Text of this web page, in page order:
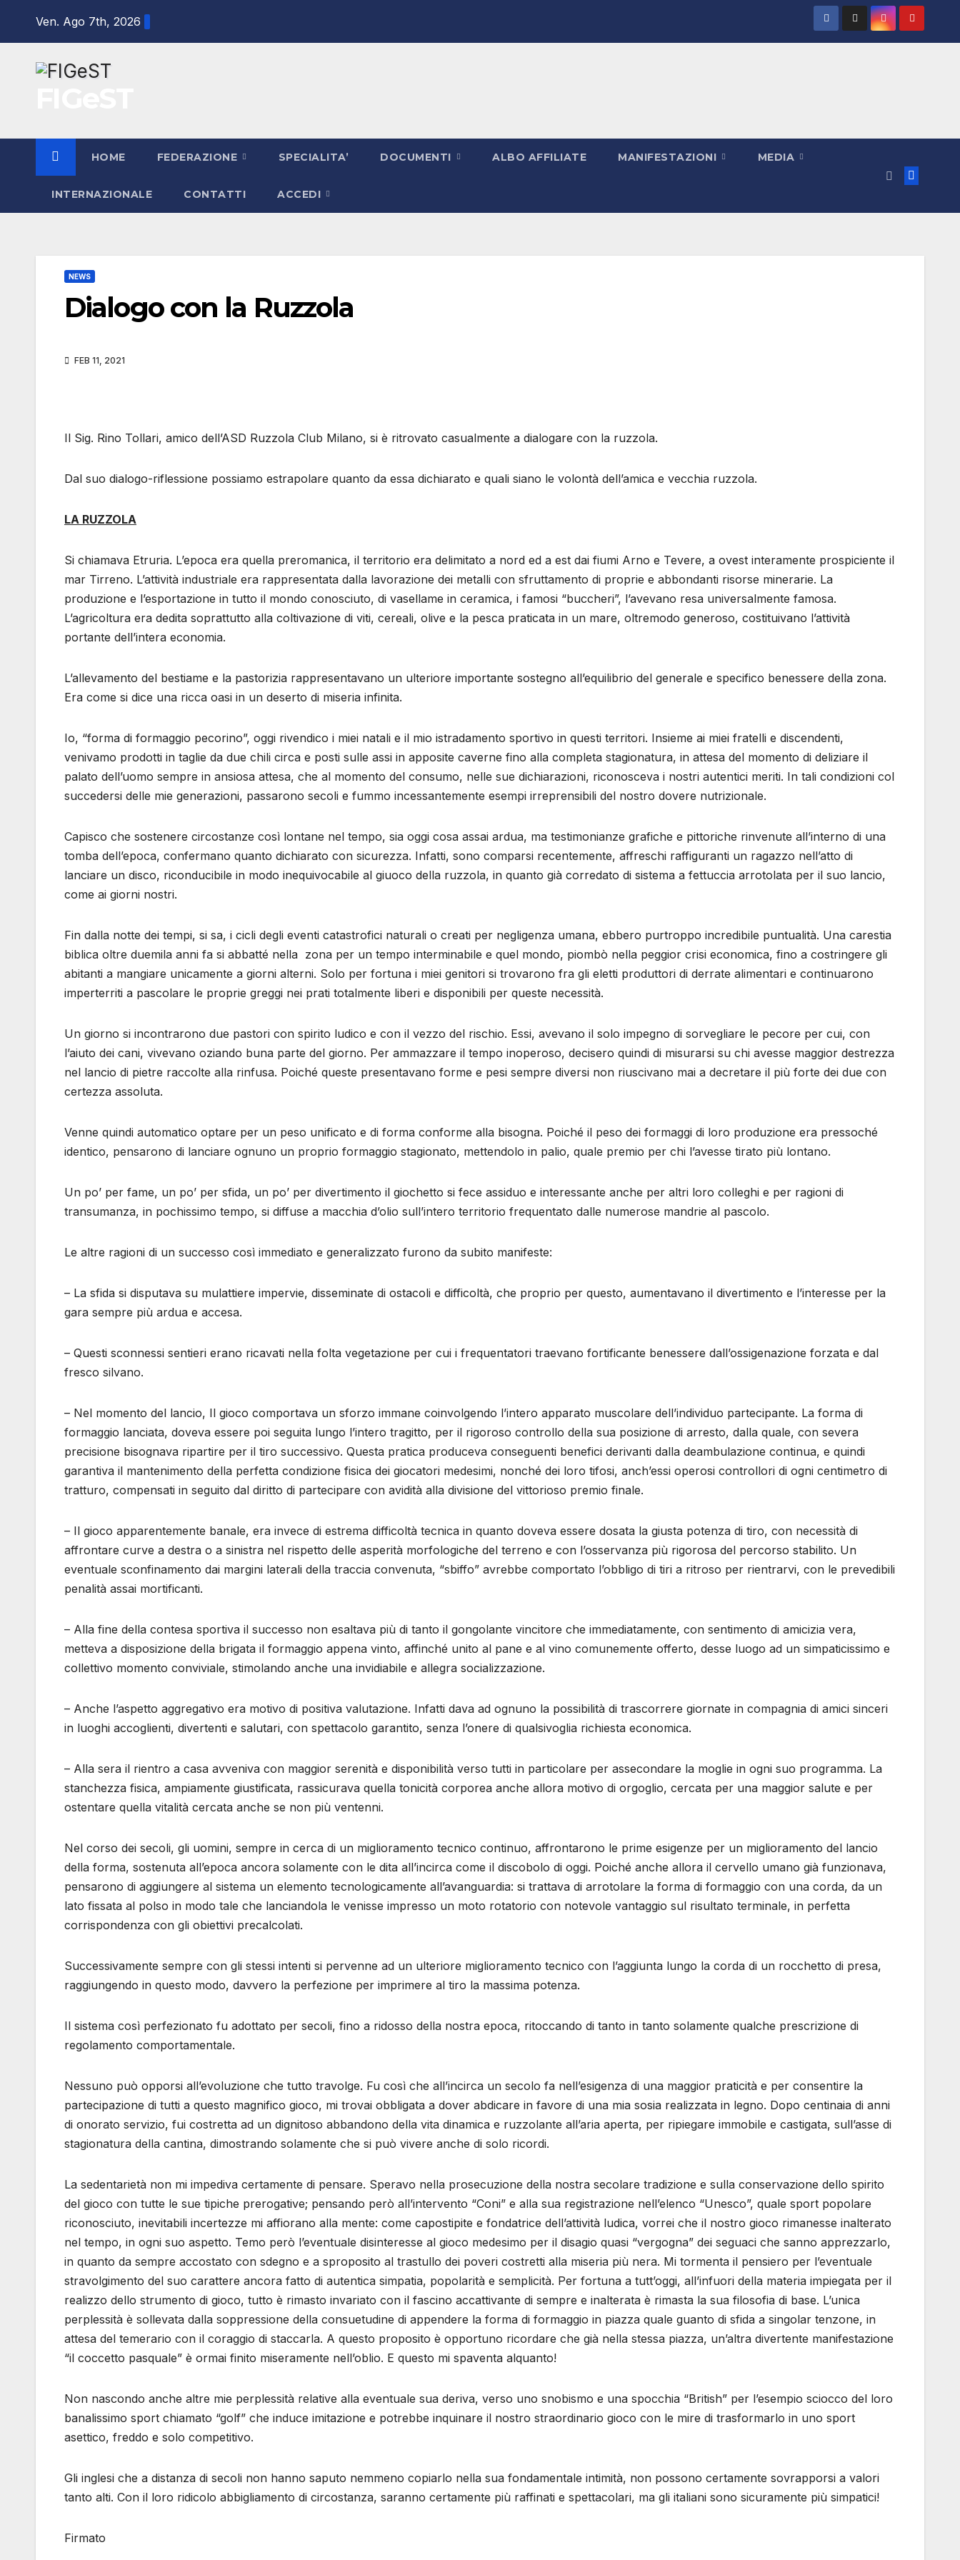
Ven. Ago 7th, 2026
HOME FEDERAZIONE SPECIALITA’ DOCUMENTI ALBO AFFILIATE MANIFESTAZIONI MEDIA
INTERNAZIONALE CONTATTI ACCEDI
NEWS
Dialogo con la Ruzzola
FEB 11, 2021
Il Sig. Rino Tollari, amico dell’ASD Ruzzola Club Milano, si è ritrovato casualmente a dialogare con la ruzzola.
Dal suo dialogo-riflessione possiamo estrapolare quanto da essa dichiarato e quali siano le volontà dell’amica e vecchia ruzzola.
LA RUZZOLA
Si chiamava Etruria. L’epoca era quella preromanica, il territorio era delimitato a nord ed a est dai fiumi Arno e Tevere, a ovest interamente prospiciente il
mar Tirreno. L’attività industriale era rappresentata dalla lavorazione dei metalli con sfruttamento di proprie e abbondanti risorse minerarie. La
produzione e l’esportazione in tutto il mondo conosciuto, di vasellame in ceramica, i famosi “buccheri”, l’avevano resa universalmente famosa.
L’agricoltura era dedita soprattutto alla coltivazione di viti, cereali, olive e la pesca praticata in un mare, oltremodo generoso, costituivano l’attività
portante dell’intera economia.
L’allevamento del bestiame e la pastorizia rappresentavano un ulteriore importante sostegno all’equilibrio del generale e specifico benessere della zona.
Era come si dice una ricca oasi in un deserto di miseria infinita.
Io, “forma di formaggio pecorino”, oggi rivendico i miei natali e il mio istradamento sportivo in questi territori. Insieme ai miei fratelli e discendenti,
venivamo prodotti in taglie da due chili circa e posti sulle assi in apposite caverne fino alla completa stagionatura, in attesa del momento di deliziare il
palato dell’uomo sempre in ansiosa attesa, che al momento del consumo, nelle sue dichiarazioni, riconosceva i nostri autentici meriti. In tali condizioni col
succedersi delle mie generazioni, passarono secoli e fummo incessantemente esempi irreprensibili del nostro dovere nutrizionale.
Capisco che sostenere circostanze così lontane nel tempo, sia oggi cosa assai ardua, ma testimonianze grafiche e pittoriche rinvenute all’interno di una
tomba dell’epoca, confermano quanto dichiarato con sicurezza. Infatti, sono comparsi recentemente, affreschi raffiguranti un ragazzo nell’atto di
lanciare un disco, riconducibile in modo inequivocabile al giuoco della ruzzola, in quanto già corredato di sistema a fettuccia arrotolata per il suo lancio,
come ai giorni nostri.
Fin dalla notte dei tempi, si sa, i cicli degli eventi catastrofici naturali o creati per negligenza umana, ebbero purtroppo incredibile puntualità. Una carestia
biblica oltre duemila anni fa si abbatté nella zona per un tempo interminabile e quel mondo, piombò nella peggior crisi economica, fino a costringere gli
abitanti a mangiare unicamente a giorni alterni. Solo per fortuna i miei genitori si trovarono fra gli eletti produttori di derrate alimentari e continuarono
imperterriti a pascolare le proprie greggi nei prati totalmente liberi e disponibili per queste necessità.
Un giorno si incontrarono due pastori con spirito ludico e con il vezzo del rischio. Essi, avevano il solo impegno di sorvegliare le pecore per cui, con
l’aiuto dei cani, vivevano oziando buna parte del giorno. Per ammazzare il tempo inoperoso, decisero quindi di misurarsi su chi avesse maggior destrezza
nel lancio di pietre raccolte alla rinfusa. Poiché queste presentavano forme e pesi sempre diversi non riuscivano mai a decretare il più forte dei due con
certezza assoluta.
Venne quindi automatico optare per un peso unificato e di forma conforme alla bisogna. Poiché il peso dei formaggi di loro produzione era pressoché
identico, pensarono di lanciare ognuno un proprio formaggio stagionato, mettendolo in palio, quale premio per chi l’avesse tirato più lontano.
Un po’ per fame, un po’ per sfida, un po’ per divertimento il giochetto si fece assiduo e interessante anche per altri loro colleghi e per ragioni di
transumanza, in pochissimo tempo, si diffuse a macchia d’olio sull’intero territorio frequentato dalle numerose mandrie al pascolo.
Le altre ragioni di un successo così immediato e generalizzato furono da subito manifeste:
– La sfida si disputava su mulattiere impervie, disseminate di ostacoli e difficoltà, che proprio per questo, aumentavano il divertimento e l’interesse per la
gara sempre più ardua e accesa.
– Questi sconnessi sentieri erano ricavati nella folta vegetazione per cui i frequentatori traevano fortificante benessere dall’ossigenazione forzata e dal
fresco silvano.
– Nel momento del lancio, Il gioco comportava un sforzo immane coinvolgendo l’intero apparato muscolare dell’individuo partecipante. La forma di
formaggio lanciata, doveva essere poi seguita lungo l’intero tragitto, per il rigoroso controllo della sua posizione di arresto, dalla quale, con severa
precisione bisognava ripartire per il tiro successivo. Questa pratica produceva conseguenti benefici derivanti dalla deambulazione continua, e quindi
garantiva il mantenimento della perfetta condizione fisica dei giocatori medesimi, nonché dei loro tifosi, anch’essi operosi controllori di ogni centimetro di
tratturo, compensati in seguito dal diritto di partecipare con avidità alla divisione del vittorioso premio finale.
– Il gioco apparentemente banale, era invece di estrema difficoltà tecnica in quanto doveva essere dosata la giusta potenza di tiro, con necessità di
affrontare curve a destra o a sinistra nel rispetto delle asperità morfologiche del terreno e con l’osservanza più rigorosa del percorso stabilito. Un
eventuale sconfinamento dai margini laterali della traccia convenuta, “sbiffo” avrebbe comportato l’obbligo di tiri a ritroso per rientrarvi, con le prevedibili
penalità assai mortificanti.
– Alla fine della contesa sportiva il successo non esaltava più di tanto il gongolante vincitore che immediatamente, con sentimento di amicizia vera,
metteva a disposizione della brigata il formaggio appena vinto, affinché unito al pane e al vino comunemente offerto, desse luogo ad un simpaticissimo e
collettivo momento conviviale, stimolando anche una invidiabile e allegra socializzazione.
– Anche l’aspetto aggregativo era motivo di positiva valutazione. Infatti dava ad ognuno la possibilità di trascorrere giornate in compagnia di amici sinceri
in luoghi accoglienti, divertenti e salutari, con spettacolo garantito, senza l’onere di qualsivoglia richiesta economica.
– Alla sera il rientro a casa avveniva con maggior serenità e disponibilità verso tutti in particolare per assecondare la moglie in ogni suo programma. La
stanchezza fisica, ampiamente giustificata, rassicurava quella tonicità corporea anche allora motivo di orgoglio, cercata per una maggior salute e per
ostentare quella vitalità cercata anche se non più ventenni.
Nel corso dei secoli, gli uomini, sempre in cerca di un miglioramento tecnico continuo, affrontarono le prime esigenze per un miglioramento del lancio
della forma, sostenuta all’epoca ancora solamente con le dita all’incirca come il discobolo di oggi. Poiché anche allora il cervello umano già funzionava,
pensarono di aggiungere al sistema un elemento tecnologicamente all’avanguardia: si trattava di arrotolare la forma di formaggio con una corda, da un
lato fissata al polso in modo tale che lanciandola le venisse impresso un moto rotatorio con notevole vantaggio sul risultato terminale, in perfetta
corrispondenza con gli obiettivi precalcolati.
Successivamente sempre con gli stessi intenti si pervenne ad un ulteriore miglioramento tecnico con l’aggiunta lungo la corda di un rocchetto di presa,
raggiungendo in questo modo, davvero la perfezione per imprimere al tiro la massima potenza.
Il sistema così perfezionato fu adottato per secoli, fino a ridosso della nostra epoca, ritoccando di tanto in tanto solamente qualche prescrizione di
regolamento comportamentale.
Nessuno può opporsi all’evoluzione che tutto travolge. Fu così che all’incirca un secolo fa nell’esigenza di una maggior praticità e per consentire la
partecipazione di tutti a questo magnifico gioco, mi trovai obbligata a dover abdicare in favore di una mia sosia realizzata in legno. Dopo centinaia di anni
di onorato servizio, fui costretta ad un dignitoso abbandono della vita dinamica e ruzzolante all’aria aperta, per ripiegare immobile e castigata, sull’asse di
stagionatura della cantina, dimostrando solamente che si può vivere anche di solo ricordi.
La sedentarietà non mi impediva certamente di pensare. Speravo nella prosecuzione della nostra secolare tradizione e sulla conservazione dello spirito
del gioco con tutte le sue tipiche prerogative; pensando però all’intervento “Coni” e alla sua registrazione nell’elenco “Unesco”, quale sport popolare
riconosciuto, inevitabili incertezze mi affiorano alla mente: come capostipite e fondatrice dell’attività ludica, vorrei che il nostro gioco rimanesse inalterato
nel tempo, in ogni suo aspetto. Temo però l’eventuale disinteresse al gioco medesimo per il disagio quasi “vergogna” dei seguaci che sanno apprezzarlo,
in quanto da sempre accostato con sdegno e a sproposito al trastullo dei poveri costretti alla miseria più nera. Mi tormenta il pensiero per l’eventuale
stravolgimento del suo carattere ancora fatto di autentica simpatia, popolarità e semplicità. Per fortuna a tutt’oggi, all’infuori della materia impiegata per il
realizzo dello strumento di gioco, tutto è rimasto invariato con il fascino accattivante di sempre e inalterata è rimasta la sua filosofia di base. L’unica
perplessità è sollevata dalla soppressione della consuetudine di appendere la forma di formaggio in piazza quale guanto di sfida a singolar tenzone, in
attesa del temerario con il coraggio di staccarla. A questo proposito è opportuno ricordare che già nella stessa piazza, un’altra divertente manifestazione
“il coccetto pasquale” è ormai finito miseramente nell’oblio. E questo mi spaventa alquanto!
Non nascondo anche altre mie perplessità relative alla eventuale sua deriva, verso uno snobismo e una spocchia “British” per l’esempio sciocco del loro
banalissimo sport chiamato “golf” che induce imitazione e potrebbe inquinare il nostro straordinario gioco con le mire di trasformarlo in uno sport
asettico, freddo e solo competitivo.
Gli inglesi che a distanza di secoli non hanno saputo nemmeno copiarlo nella sua fondamentale intimità, non possono certamente sovrapporsi a valori
tanto alti. Con il loro ridicolo abbigliamento di circostanza, saranno certamente più raffinati e spettacolari, ma gli italiani sono sicuramente più simpatici!
Firmato